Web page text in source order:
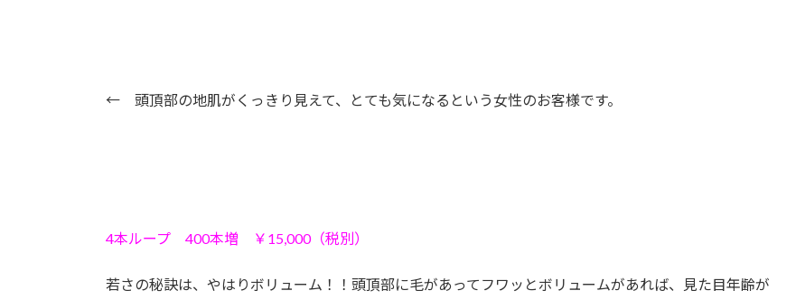
← 頭頂部の地肌がくっきり見えて、とても気になるという女性のお客様です。
4本ループ 400本増 ￥15,000（税別）
若さの秘訣は、やはりボリューム！！頭頂部に毛があってフワッとボリュームがあれば、見た目年齢が